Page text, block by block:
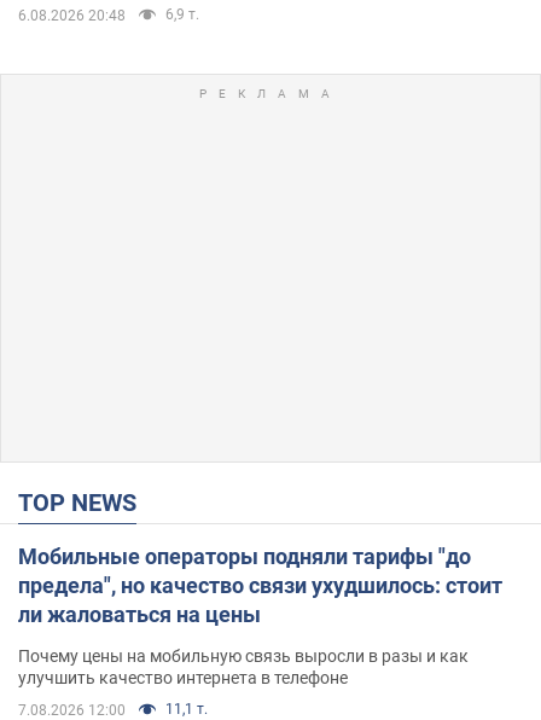
6.08.2026 20:48 6,9 т.
TOP NEWS
Мобильные операторы подняли тарифы "до
предела", но качество связи ухудшилось: стоит
ли жаловаться на цены
Почему цены на мобильную связь выросли в разы и как
улучшить качество интернета в телефоне
7.08.2026 12:00 11,1 т.